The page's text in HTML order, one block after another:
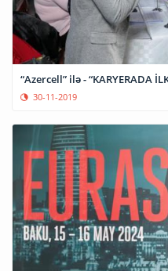
“Azercell” ilə - “KARYERADA
30-11-2019